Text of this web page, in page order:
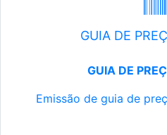
GUIA DE
GUIA DE
Emissão de guia de